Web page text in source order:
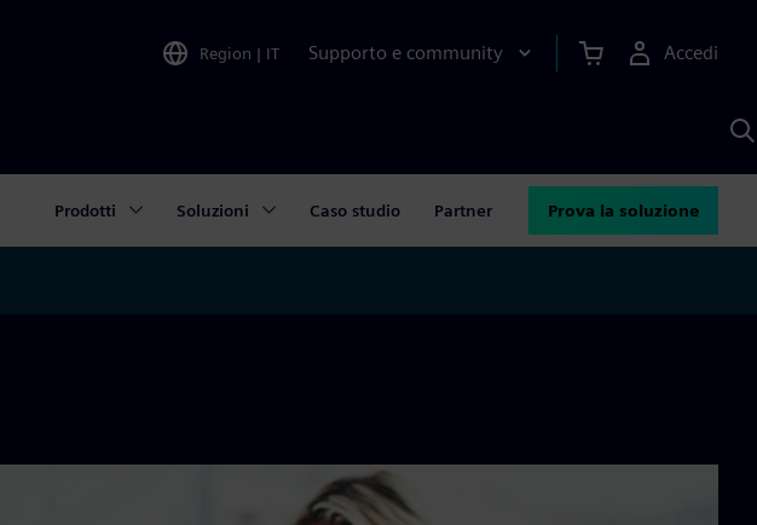
Region | IT Supporto e community Accedi
Prodotti Soluzioni Caso studio Partner Prova la soluzione